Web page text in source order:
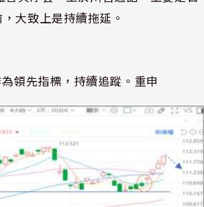
大致上是持續拖延。
領先指標，持續追蹤。 重申